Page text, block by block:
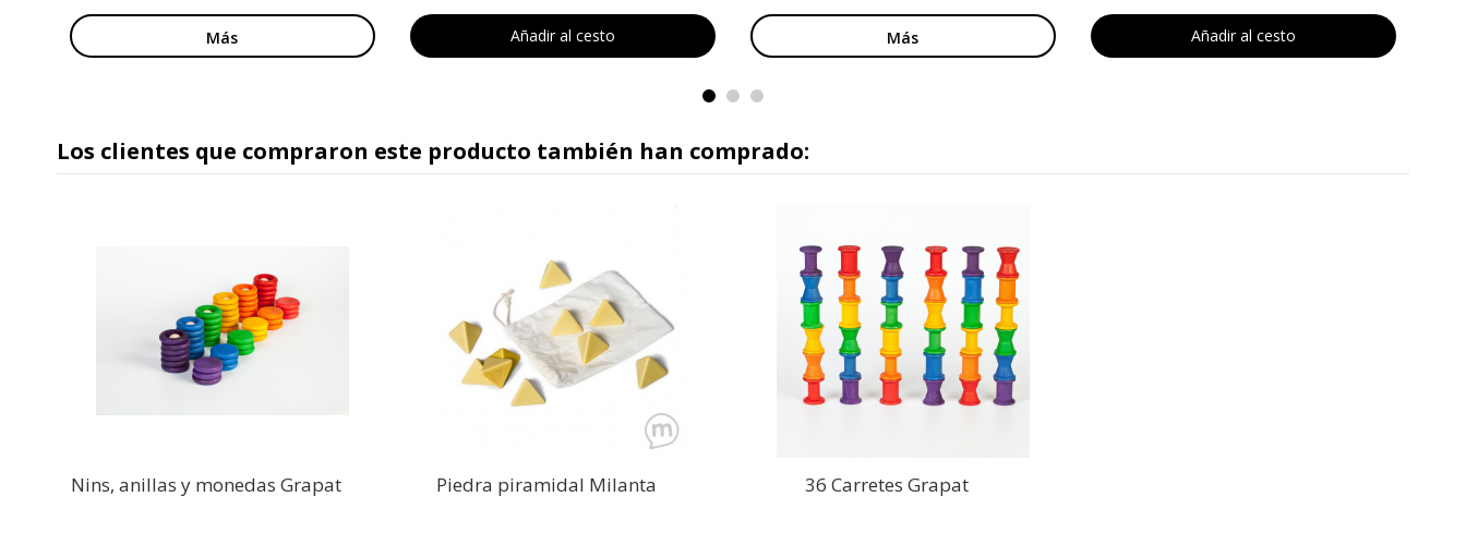
Más Añadir al cesto Más Añadir al cesto
Los clientes que compraron este producto también han comprado:
Nins, anillas y monedas Grapat Piedra piramidal Milanta 36 Carretes Grapat